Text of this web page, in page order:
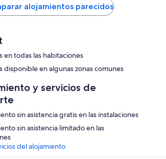
alojamientos parecidos
en todas las habitaciones
disponible en algunas zonas comunes
y servicios de
sin asistencia gratis en las instalaciones
sin asistencia limitado en las
del alojamiento